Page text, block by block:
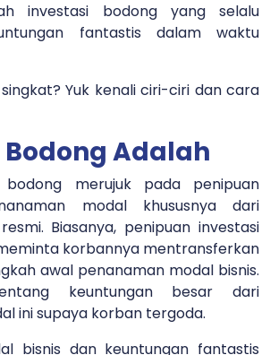
investasi bodong yang selalu
fantastis dalam waktu
Yuk kenali ciri-ciri dan cara
Adalah
bodong merujuk pada penipuan
modal khususnya dari
Biasanya, penipuan investasi
korbannya mentransferkan
awal penanaman modal bisnis.
keuntungan besar dari
ini supaya korban tergoda.
bisnis dan keuntungan fantastis